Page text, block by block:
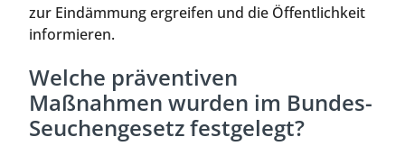
zur Eindämmung ergreifen und die Öffentlichkeit
informieren.
Welche präventiven
Maßnahmen wurden im Bundes-
Seuchengesetz festgelegt?